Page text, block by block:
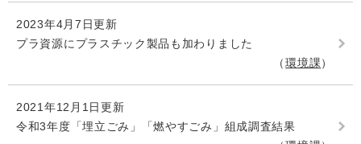
2023年4月7日更新
プラ資源にプラスチック製品も加わりました
環境課
2021年12月1日更新
令和3年度「埋立ごみ」「燃やすごみ」組成調査結果